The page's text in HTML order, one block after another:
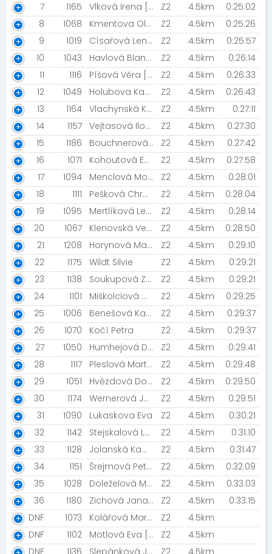
7
1165 Vlková Irena [Krasavy] Z2 4.5km
0:25:02
8
1068 Kmentova Olga Z2 4.5km
0:25:26
9
1019 Císařová Lenka Z2 4.5km
0:25:57
10
1043 Havlová Blanka [Novovesan] Z2 4.5km
0:26:14
11
1116 Píšová Věra [kočky+] Z2 4.5km
0:26:33
12
1049 Holubova Kamila [Rychlé Šípy] Z2 4.5km
0:26:43
13
1164 Vlachynská Kristýna [HaKi-Run] Z2 4.5km
0:27:11
14
1157 Vejtasová Ilona [HaKi Run ] Z2 4.5km
0:27:30
15
1186 Bouchnerová Alena [#Gladiatorraceteam] Z2 4.5km
0:27:42
16
1071 Kohoutová Eva [AVZdr] Z2 4.5km
0:27:58
17
1094 Menclová Monika Z2 4.5km
0:28:01
18
1111 Pešková Chramostová Michaela Z2 4.5km
0:28:04
19
1095 Mertlíková Lenka Z2 4.5km
0:28:14
20
1067 Klenovská Veronika Z2 4.5km
0:28:50
21
1208 Horynová Markéta Z2 4.5km
0:29:10
22
1175 Wildt Silvie Z2 4.5km
0:29:21
23
1138 Soukupová Zuzana [Soukupovi ] Z2 4.5km
0:29:21
24
1101 Miškolciová Martina [Stg Česká Třebová ] Z2 4.5km
0:29:25
25
1006 Benešová Kateřina [Katovy holky] Z2 4.5km
0:29:37
26
1070 Kočí Petra Z2 4.5km
0:29:37
27
1050 Humhejová Daniela Z2 4.5km
0:29:41
28
1117 Pleslová Martina [Já] Z2 4.5km
0:29:48
29
1051 Hvězdová Dohnálková Kateřina Z2 4.5km
0:29:50
30
1174 Wernerová Jaroslava Z2 4.5km
0:29:51
31
1090 Lukaskova Eva Z2 4.5km
0:30:21
32
1142 Stejskalová Lucie Z2 4.5km
0:31:10
33
1128 Jolanská Kamila Z2 4.5km
0:31:47
34
1151 Šrejmová Petra [Běhámespolu.cz, Prostě běž!] Z2 4.5km
0:32:09
35
1028 Doleželová Markéta Z2 4.5km
0:33:03
36
1180 Zichová Jana [Poudi] Z2 4.5km
0:33:15
DNF
1073 Kolářová Martina Z2
4.5km
DNF
1102 Motlová Eva [Běhání pro radost] Z2
4.5km
DNF
1136 Slepánková Jana Z2 4.5km